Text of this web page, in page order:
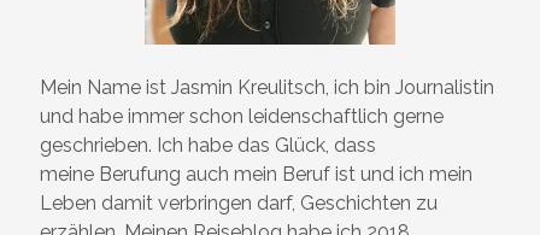
Mein Name ist Jasmin Kreulitsch, ich bin Journalistin
und habe immer schon leidenschaftlich gerne
geschrieben. Ich habe das Glück, dass
meine Berufung auch mein Beruf ist und ich mein
Leben damit verbringen darf, Geschichten zu